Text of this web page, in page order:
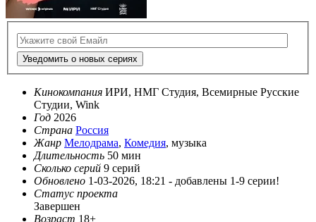
Уведомить о новых сериях
Кинокомпания ИРИ, НМГ Студия, Всемирные Русские
Студии, Wink
Год 2026
Страна Россия
Жанр Мелодрама, Комедия, музыка
Длительность 50 мин
Сколько серий 9 серий
Обновлено 1-03-2026, 18:21 - добавлены 1-9 серии!
Статус проекта
Завершен
Возраст 18+